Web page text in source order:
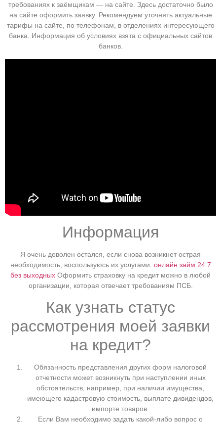
требованиях к заёмщикам — на сайте. Здесь достаточно было
на сайте оформить заявку. Рекомендуем уточнять актуальные
тарифы на сайте, по телефонам, в отделениях интересующего
банка. Информация об условиях взята с официальных сайтов
банков.
Информация
Я очень доволен остался, если снова возникнет острая
необходимость, воспользуюсь их услугами. онлайн займ 24 7
без выходных Оформить страховку на кредит можно в любой
организации, которая отвечает требованиям ПСБ.
Как узнать статус
рассмотрения моей заявки
на кредит?
Обязанность представления других форм налоговой
отчетности может возникнуть при наступлении иных
обстоятельств, например, при наличии имущества,
имеющего кадастровую стоимость, выплате дивидендов,
импорте товаров.
Если Вам необходимо задать какой-либо вопрос о